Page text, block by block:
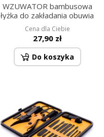
WZUWATOR bambusowa
łyżka do zakładania obuwia
Cena dla Ciebie
27,90 zł
Do koszyka